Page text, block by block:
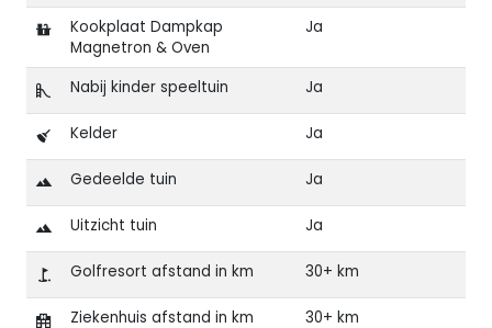
Kookplaat Dampkap
Magnetron & Oven
Ja
Nabij kinder speeltuin Ja
Kelder Ja
Gedeelde tuin Ja
Uitzicht tuin Ja
Golfresort afstand in km 30+ km
Ziekenhuis afstand in km 30+ km